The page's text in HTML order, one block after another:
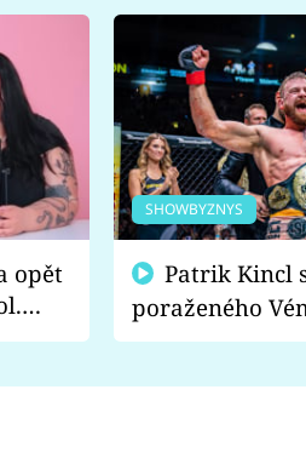
opět
a
SHOWBYZNYS
poraženého
fanoušci